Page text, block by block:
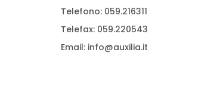
Telefono: 059.216311
Telefax: 059.220543
Email: info@auxilia.it